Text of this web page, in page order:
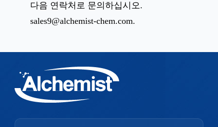
다음 연락처로 문의하십시오.
sales9@alchemist-chem.com.